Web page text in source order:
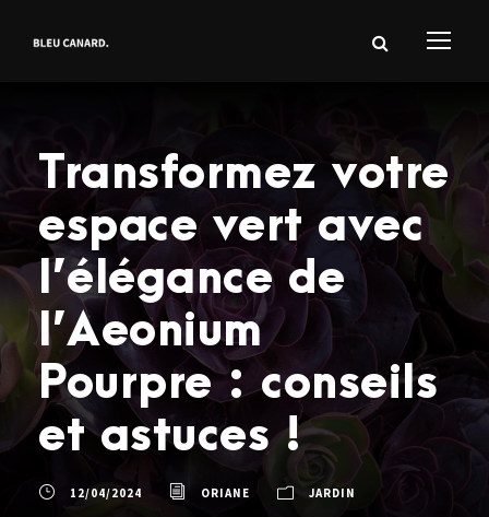
Transformez votre
espace vert avec
l’élégance de
l’Aeonium
Pourpre : conseils
et astuces !
12/04/2024 ORIANE JARDIN